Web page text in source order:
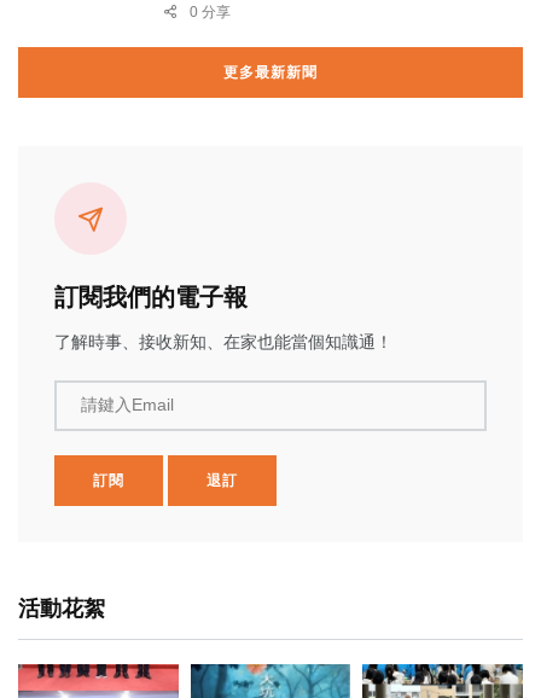
0 分享
更多最新新聞
訂閱我們的電子報
了解時事、接收新知、在家也能當個知識通！
請鍵入Email
訂閱 退訂
活動花絮